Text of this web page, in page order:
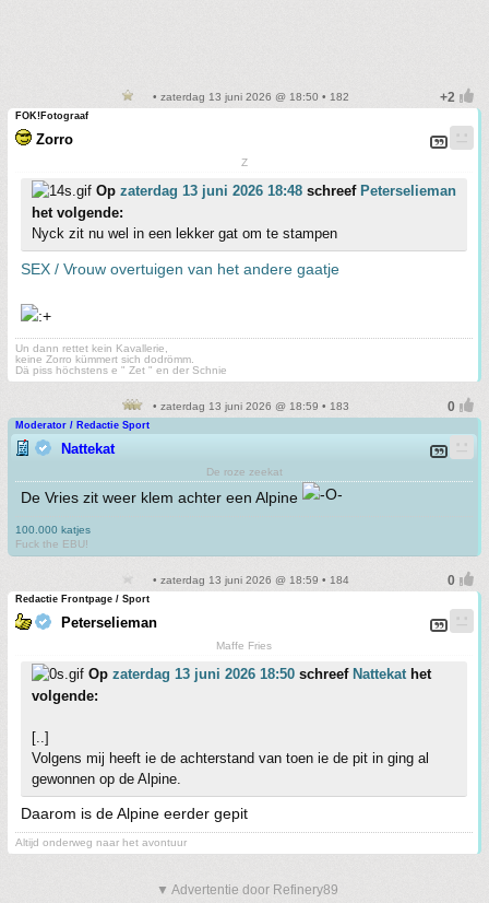
• zaterdag 13 juni 2026 @ 18:50 • 182
FOK!Fotograaf
Zorro
Z
Op zaterdag 13 juni 2026 18:48 schreef Peterselieman
het volgende:
Nyck zit nu wel in een lekker gat om te stampen
SEX / Vrouw overtuigen van het andere gaatje
Un dann rettet kein Kavallerie,
keine Zorro kümmert sich dodrömm.
Dä piss höchstens e " Zet " en der Schnie
• zaterdag 13 juni 2026 @ 18:59 • 183
Moderator / Redactie Sport
Nattekat
De roze zeekat
De Vries zit weer klem achter een Alpine
100.000 katjes
Fuck the EBU!
• zaterdag 13 juni 2026 @ 18:59 • 184
Redactie Frontpage / Sport
Peterselieman
Maffe Fries
Op zaterdag 13 juni 2026 18:50 schreef Nattekathet
volgende:
[..]
Volgens mij heeft ie de achterstand van toen ie de pit in ging al
gewonnen op de Alpine.
Daarom is de Alpine eerder gepit
Altijd onderweg naar het avontuur
▼ Advertentie door Refinery89